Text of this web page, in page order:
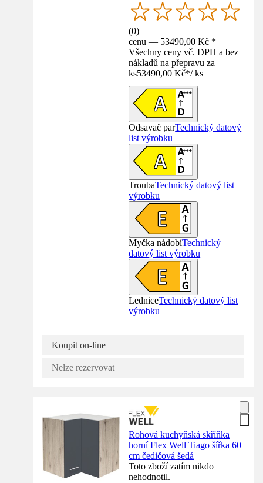
(0)
cenu — 53490,00 Kč *
Všechny ceny vč. DPH a bez
nákladů na přepravu za
ks53490,00 Kč*/ ks
Odsavač parTechnický datový
list výrobku
TroubaTechnický datový list
výrobku
Myčka nádobíTechnický
datový list výrobku
LedniceTechnický datový list
výrobku
Koupit on-line
Nelze rezervovat
Rohová kuchyňská skříňka
horní Flex Well Tiago šířka 60
cm čedičová šedá
Toto zboží zatím nikdo
nehodnotil.